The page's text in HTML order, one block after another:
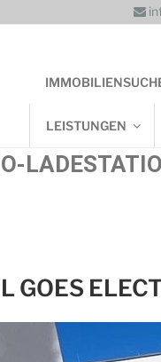
LEISTUNGEN
GOES